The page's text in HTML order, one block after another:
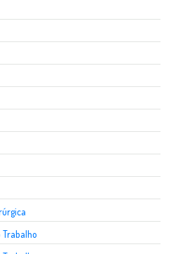
Trabalho